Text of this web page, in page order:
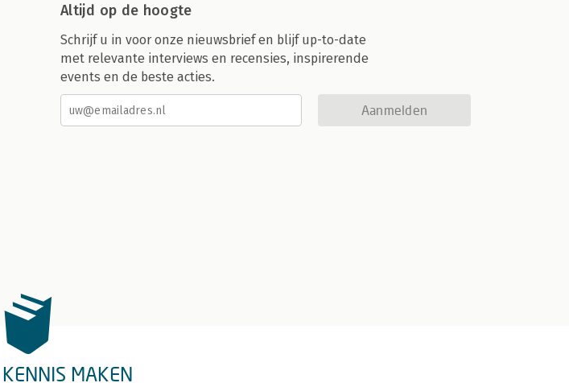
Altijd op de hoogte
Schrijf u in voor onze nieuwsbrief en blijf up-to-date
met relevante interviews en recensies, inspirerende
events en de beste acties.
Aanmelden
MAKEN